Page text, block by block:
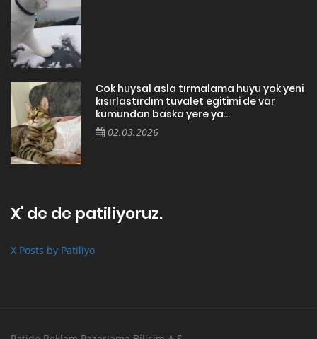
Cok huysal asla tırmalama huyu yok yeni
kısırlastırdım tuvalet egitimi de var
kumundan baska yere ya...
02.03.2026
X' de de patiliyoruz.
X Posts by Patiliyo